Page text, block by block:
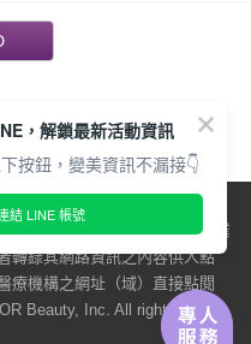
而異，仍必須由醫師當面做專業
轉錄其網路資訊之內容供人點
療機構之網址（域）直接點閱
Beauty, Inc. All rights
，解鎖最新活動資訊
按鈕，變美資訊不漏接👇
結 LINE 帳號